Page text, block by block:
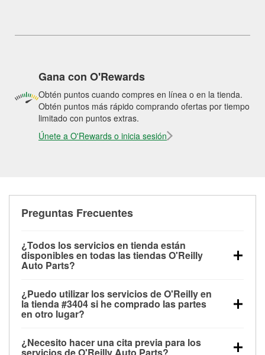
Gana con O'Rewards
Obtén puntos cuando compres en línea o en la tienda.
Obtén puntos más rápido comprando ofertas por tiempo
limitado con puntos extras.
Únete a O'Rewards o inicia sesión
Preguntas Frecuentes
¿Todos los servicios en tienda están
disponibles en todas las tiendas O'Reilly
Auto Parts?
las pruebas de batería, pruebas de alternador y
motor de arranque, revisión de la luz “Check Engine”
con O'Reilly VeriScan® e instalación de
limpiaparabrisas o bombillas, están disponibles en
todas las tiendas O'Reilly Auto Parts. La tienda
¿Puedo utilizar los servicios de O'Reilly en
la tienda #3404 si he comprado las partes
en otro lugar?
de O'Reilly Auto Parts que estén disponibles en la
¿Necesito hacer una cita previa para los